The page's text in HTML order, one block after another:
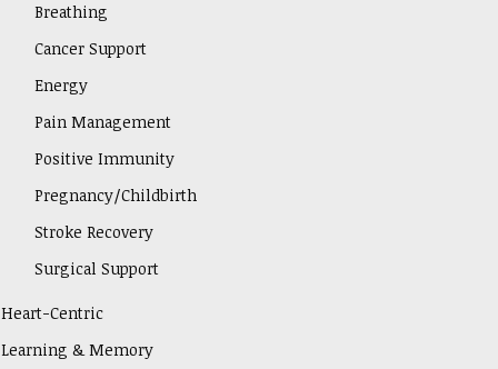
Breathing
Cancer Support
Energy
Pain Management
Positive Immunity
Pregnancy/Childbirth
Stroke Recovery
Surgical Support
Heart-Centric
Learning & Memory